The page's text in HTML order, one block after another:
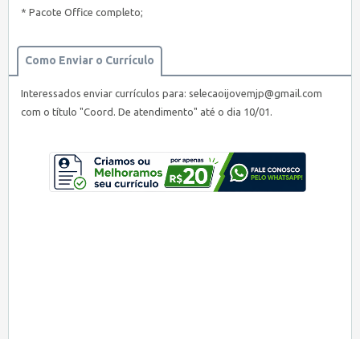
* Pacote Office completo;
Como Enviar o Currículo
Interessados enviar currículos para: selecaoijovemjp@gmail.com
com o título "Coord. De atendimento" até o dia 10/01.